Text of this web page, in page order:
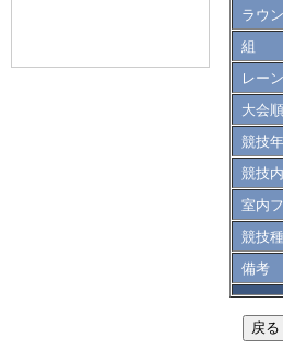
ラウ
組
レーン
大会
競技
競技
室内
競技
備考